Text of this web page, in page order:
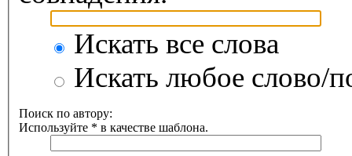
Искать все слова
Искать любое слово/
Поиск по автору:
Используйте * в качестве шаблона.